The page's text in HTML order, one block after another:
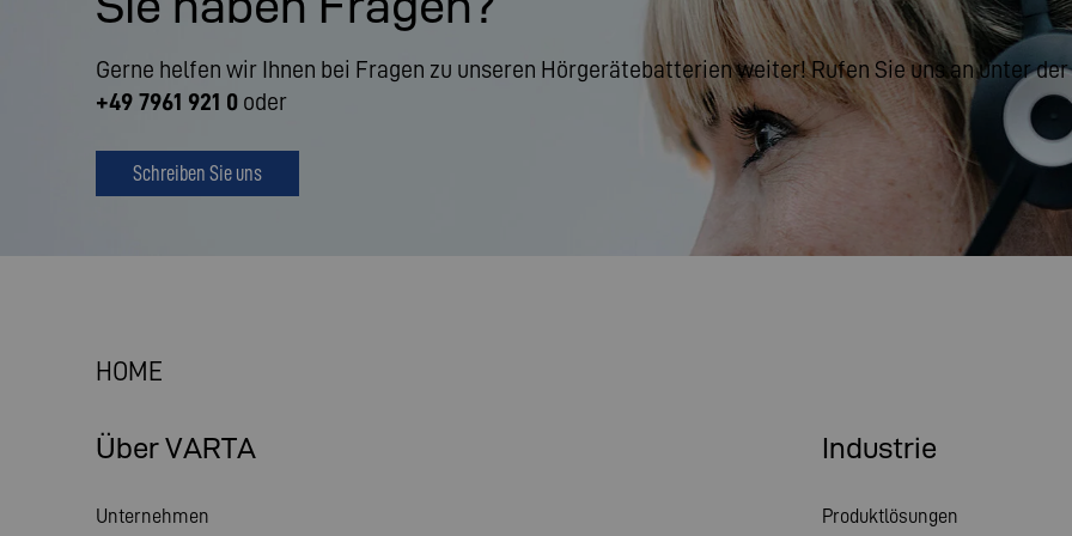
Gerne helfen wir Ihnen bei Fragen zu unseren Hörgerätebatterien weiter! Rufen Sie uns an unter der
+49 7961 921 0 oder
Schreiben Sie uns
HOME
Über VARTA
Unternehmen
Industrie
Produktlösungen